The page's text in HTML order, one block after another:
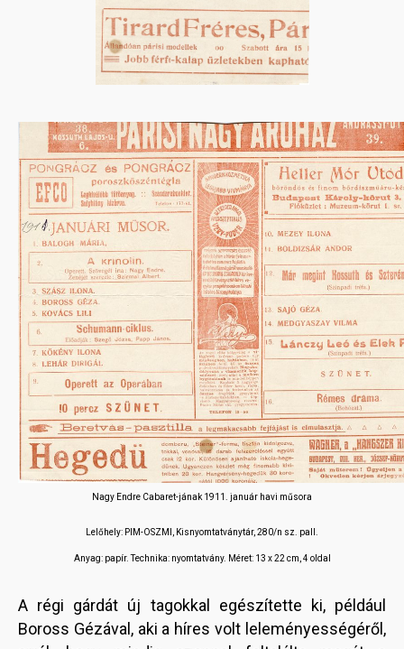
Nagy Endre Cabaret-jának 1911. január havi műsora
Lelőhely: PIM-OSZMI, Kisnyomtatványtár, 280/n sz. pall.
Anyag: papír.Technika: nyomtatvány. Méret: 13 x 22 cm, 4 oldal
A régi gárdát új tagokkal egészítette ki, például
Boross Gézával, aki a híres volt leleményességéről,